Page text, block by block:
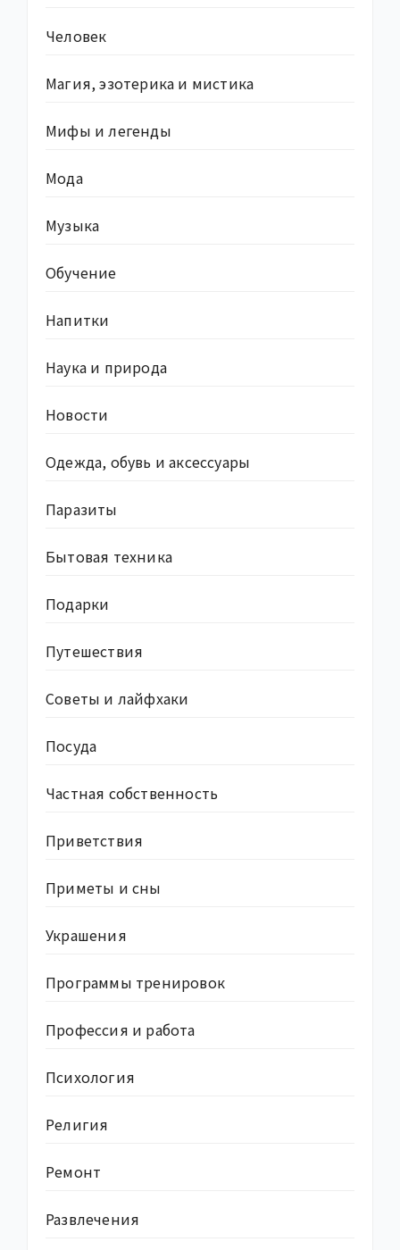
Человек
Магия, эзотерика и мистика
Мифы и легенды
Мода
Музыка
Обучение
Напитки
Наука и природа
Новости
Одежда, обувь и аксессуары
Паразиты
Бытовая техника
Подарки
Путешествия
Советы и лайфхаки
Посуда
Частная собственность
Приветствия
Приметы и сны
Украшения
Программы тренировок
Профессия и работа
Психология
Религия
Ремонт
Развлечения